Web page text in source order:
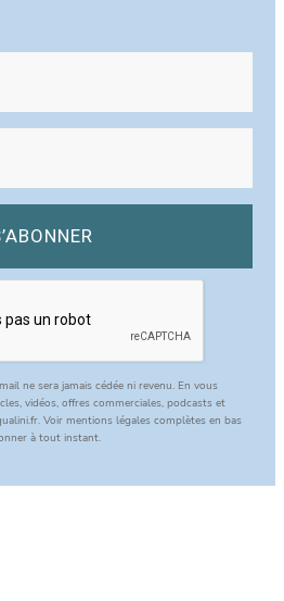
ne sera jamais cédée ni revenu. En vous
vidéos, offres commerciales, podcasts et
Voir mentions légales complètes en bas
à tout instant.